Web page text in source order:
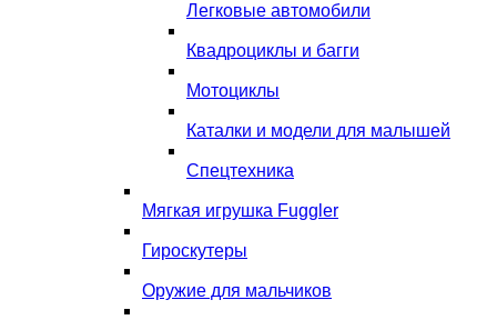
Легковые автомобили
Квадроциклы и багги
Мотоциклы
Каталки и модели для малышей
Спецтехника
Мягкая игрушка Fuggler
Гироскутеры
Оружие для мальчиков